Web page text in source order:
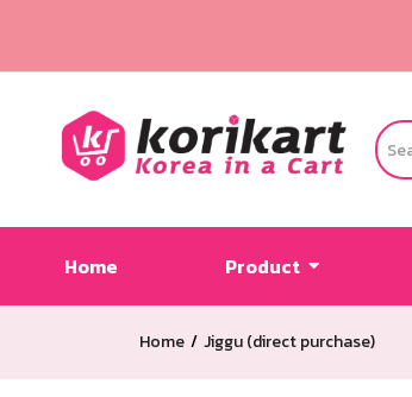
Home Product
Home Jiggu (direct purchase)